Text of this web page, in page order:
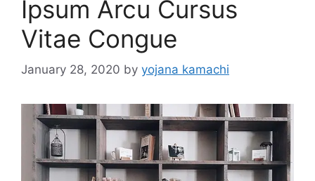
Ipsum Arcu Cursus
Vitae Congue
January 28, 2020 by yojana kamachi